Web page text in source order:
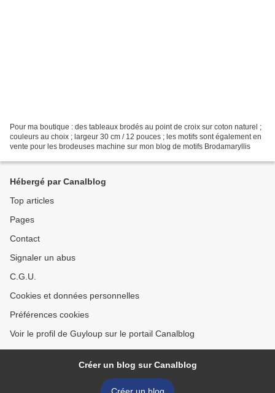
Pour ma boutique : des tableaux brodés au point de croix sur coton naturel ;
couleurs au choix ; largeur 30 cm / 12 pouces ; les motifs sont également en
vente pour les brodeuses machine sur mon blog de motifs Brodamaryllis
Hébergé par Canalblog
Top articles
Pages
Contact
Signaler un abus
C.G.U.
Cookies et données personnelles
Préférences cookies
Voir le profil de Guyloup sur le portail Canalblog
Créer un blog sur Canalblog